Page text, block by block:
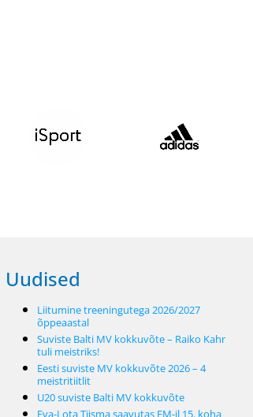
Uudised
Liitumine treeningutega 2026/2027
õppeaastal
Suviste Balti MV kokkuvõte – Raiko Kahr
tuli meistriks!
Eesti suviste MV kokkuvõte 2026 – 4
meistritiitlit
U20 suviste Balti MV kokkuvõte
Eva-Lota Tiisma saavutas EM-il 15. koha